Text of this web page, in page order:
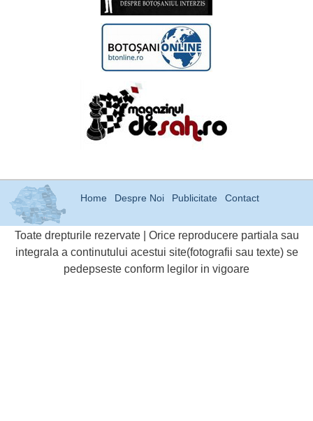
Home Despre Noi Publicitate Contact
Toate drepturile rezervate | Orice reproducere partiala sau
integrala a continutului acestui site(fotografii sau texte) se
pedepseste conform legilor in vigoare